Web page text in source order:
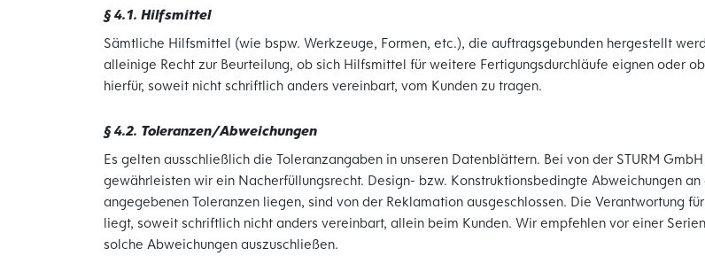
§ 4.1. Hilfsmittel
Sämtliche Hilfsmittel (wie bspw. Werkzeuge, Formen, etc.), die auftragsgebunden hergestellt
alleinige Recht zur Beurteilung, ob sich Hilfsmittel für weitere Fertigungsdurchläufe eignen oder
hierfür, soweit nicht schriftlich anders vereinbart, vom Kunden zu tragen.
§ 4.2. Toleranzen/Abweichungen
Es gelten ausschließlich die Toleranzangaben in unseren Datenblättern. Bei von der STURM
gewährleisten wir ein Nacherfüllungsrecht. Design- bzw. Konstruktionsbedingte Abweichungen
angegebenen Toleranzen liegen, sind von der Reklamation ausgeschlossen. Die Verantwortung
liegt, soweit schriftlich nicht anders vereinbart, allein beim Kunden. Wir empfehlen vor einer
solche Abweichungen auszuschließen.